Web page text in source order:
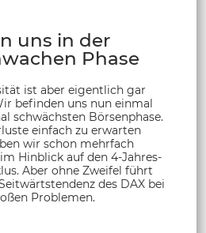
uns in der
Phase
ist aber eigentlich gar
befinden uns nun einmal
schwächsten Börsenphase.
einfach zu erwarten
wir schon mehrfach
Hinblick auf den 4-Jahres-
Aber ohne Zweifel führt
des DAX bei
Problemen.